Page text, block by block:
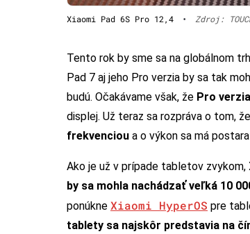
Xiaomi Pad 6S Pro 12,4 • Zdroj:
Tento rok by sme sa na globálnom
Pad 7 aj jeho Pro verzia by sa tak
budú. Očakávame však, že Pro
displej. Už teraz sa rozpráva o tom,
frekvenciou a o výkon sa má
Ako je už v prípade tabletov zvykom,
by sa mohla nachádzať veľká 10
ponúkne Xiaomi HyperOS pre
tablety sa najskôr predstavia na